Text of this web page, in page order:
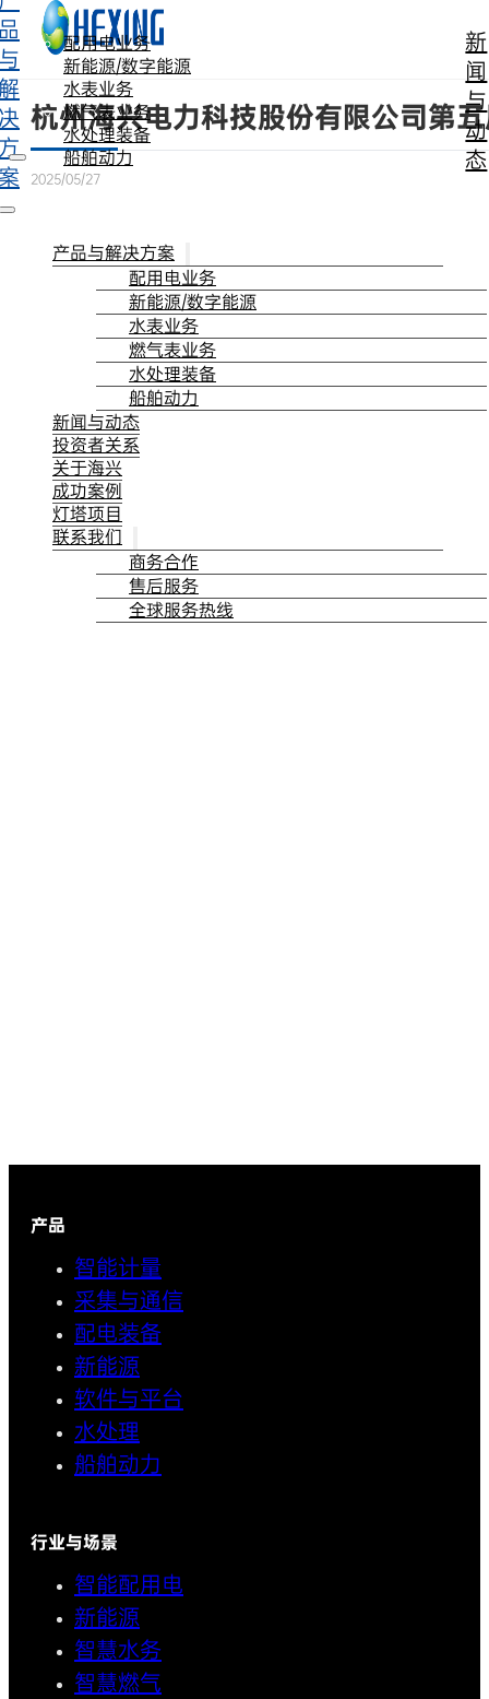
跳转到主要内容 跳转到页脚
配用电业务
新能源/数字能源
水表业务
燃气表业务
水处理装备
船舶动力
新
闻
与
动
态
产品与解决方案
配用电业务
新能源/数字能源
水表业务
燃气表业务
水处理装备
船舶动力
新闻与动态
投资者关系
关于海兴
成功案例
灯塔项目
联系我们
商务合作
售后服务
全球服务热线
杭州海兴电力科技股份有限公司第
2025/05/27
产品
智能计量
采集与通信
配电装备
新能源
软件与平台
水处理
船舶动力
行业与场景
智能配用电
新能源
智慧水务
智慧燃气